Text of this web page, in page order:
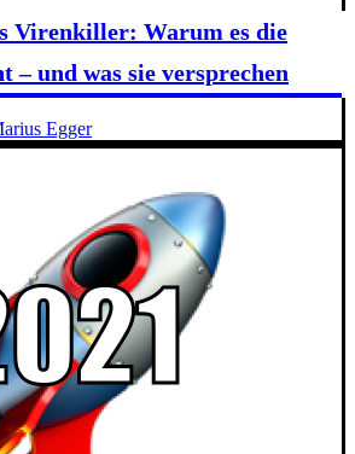
Virenkiller: Warum es die
– und was sie versprechen
Egger